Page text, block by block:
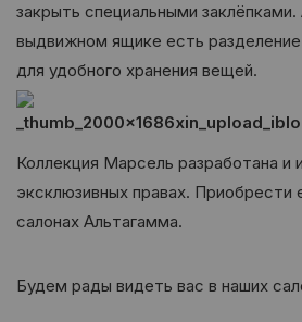
закрыть специальными
выдвижном ящике есть
для удобного хранения вещей.
Коллекция Марсель разработана и
эксклюзивных правах. Приобрести
салонах Альтагамма.
Будем рады видеть вас в наших